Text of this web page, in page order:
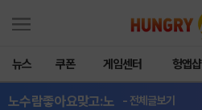
뉴스 쿠폰 게임센터 헝앱샵
노수람좋아요맞고:노 - 전체글보기